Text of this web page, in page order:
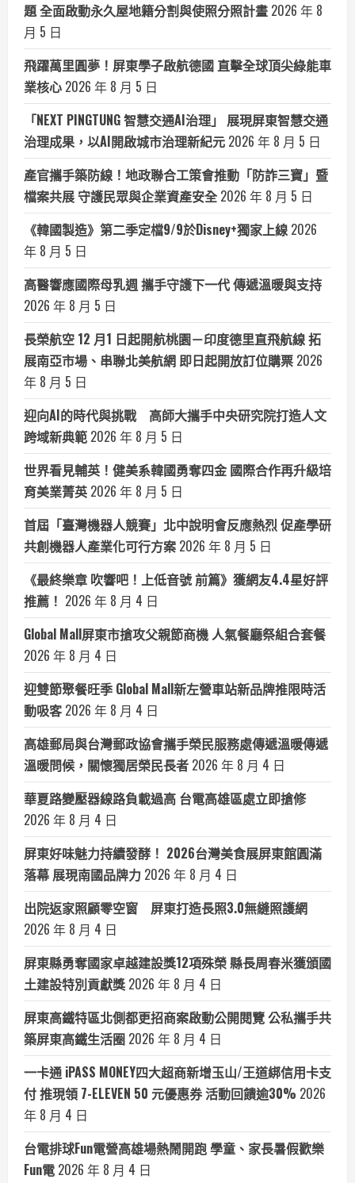
題 全面啟動永久屋地籍分割與使照分照計畫 2026 年 8
月 5 日
飛躍萬里圓夢！屏東學子啟航德國 直擊全球頂尖綠能車
業核心 2026 年 8 月 5 日
「NEXT PINGTUNG 智慧交通AI治理」 展現屏東智慧交通
治理成果，以AI開啟城市治理新紀元 2026 年 8 月 5 日
產官攜手築防線！地政聯合工策會推動「防詐三寶」暨
檔案共展 守護民眾與企業資產安全 2026 年 8 月 5 日
《韓國製造》第二季定檔9/9於Disney+獨家上線 2026
年 8 月 5 日
高醫響應國際母乳週 攜手守護下一代 傳遞溫暖與支持
2026 年 8 月 5 日
長榮航空 12 月1 日起開航桃園－印度德里直飛航線 拓
展南亞市場、串聯北美航網 即日起開放訂位購票 2026
年 8 月 5 日
迎向AI的時代與挑戰 高師大攜手中央研究院打造人文
跨域新典範 2026 年 8 月 5 日
世界看見輔英！健美系韓國勇奪四金 國際合作再升級培
育美業菁英 2026 年 8 月 5 日
首屆「臺灣機器人競賽」北中說明會反應熱烈 促產學研
共創機器人產業化可行方案 2026 年 8 月 5 日
《最終樂章 吹響吧！上低音號 前篇》獲網友4.4星好評
推薦！ 2026 年 8 月 4 日
Global Mall屏東市搶攻父親節商機 人氣餐廳祭組合套餐
2026 年 8 月 4 日
迎雙節聚餐旺季 Global Mall新左營車站新品牌推限時活
動吸客 2026 年 8 月 4 日
高雄郵局與台灣郵政協會攜手榮民服務處傳遞溫暖傳遞
溫暖問候，關懷獨居榮民長者 2026 年 8 月 4 日
華夏路變壓器線路負載過高 台電高雄區處立即搶修
2026 年 8 月 4 日
屏東好味魅力持續發酵！ 2026台灣美食展屏東館圓滿
落幕 展現南國品牌力 2026 年 8 月 4 日
出院返家照顧零空窗 屏東打造長照3.0無縫照護網
2026 年 8 月 4 日
屏東縣勇奪國家卓越建設獎12項殊榮 縣長周春米獲頒國
土建設特別貢獻獎 2026 年 8 月 4 日
屏東高鐵特區北側都更招商案啟動公開閱覽 公私攜手共
築屏東高鐵生活圈 2026 年 8 月 4 日
一卡通 iPASS MONEY四大超商新增玉山/王道綁信用卡支
付 推現領 7-ELEVEN 50 元優惠券 活動回饋逾30% 2026
年 8 月 4 日
台電排球Fun電營高雄場熱鬧開跑 學童、家長暑假歡樂
Fun電 2026 年 8 月 4 日